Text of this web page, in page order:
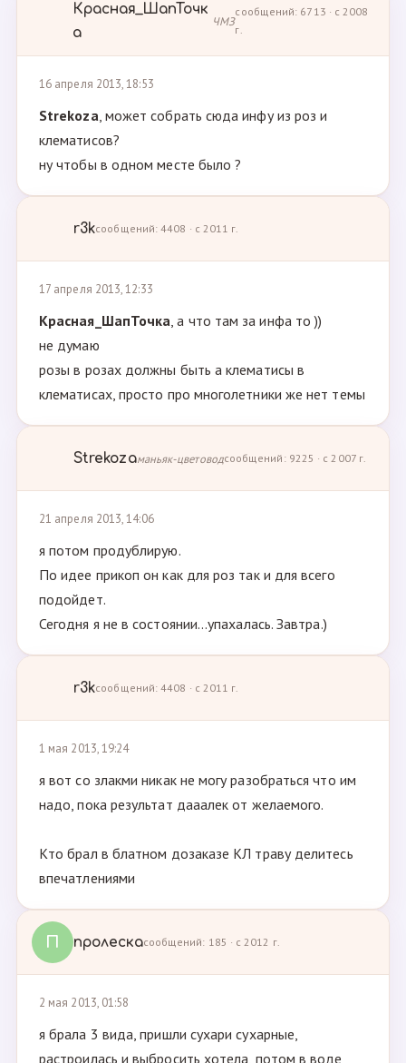
Красная_ШапТочк
а
ЧМЗ
сообщений: 6713 · с 2008
г.
16 апреля 2013, 18:53
Strekoza, может собрать сюда инфу из роз и
клематисов?
ну чтобы в одном месте было ?
r3kсообщений: 4408 · с 2011 г.
17 апреля 2013, 12:33
Красная_ШапТочка, а что там за инфа то ))
не думаю
розы в розах должны быть а клематисы в
клематисах, просто про многолетники же нет темы
Strekozaманьяк-цветоводсообщений: 9225 · с 2007 г.
21 апреля 2013, 14:06
я потом продублирую.
По идее прикоп он как для роз так и для всего
подойдет.
Сегодня я не в состоянии...упахалась. Завтра.)
r3kсообщений: 4408 · с 2011 г.
1 мая 2013, 19:24
я вот со злакми никак не могу разобраться что им
надо, пока результат дааалек от желаемого.
Кто брал в блатном дозаказе КЛ траву делитесь
впечатлениями
П пролескасообщений: 185 · с 2012 г.
2 мая 2013, 01:58
я брала 3 вида, пришли сухари сухарные,
растроилась и выбросить хотела, потом в воде